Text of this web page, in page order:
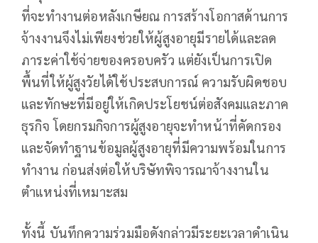
ที่จะทำงานต่อหลังเกษียณ การสร้างโอกาสด้านการ
จ้างงานจึงไม่เพียงช่วยให้ผู้สูงอายุมีรายได้และลด
ภาระค่าใช้จ่ายของครอบครัว แต่ยังเป็นการเปิด
พื้นที่ให้ผู้สูงวัยได้ใช้ประสบการณ์ ความรับผิดชอบ
และทักษะที่มีอยู่ให้เกิดประโยชน์ต่อสังคมและภาค
ธุรกิจ โดยกรมกิจการผู้สูงอายุจะทำหน้าที่คัดกรอง
และจัดทำฐานข้อมูลผู้สูงอายุที่มีความพร้อมในการ
ทำงาน ก่อนส่งต่อให้บริษัทพิจารณาจ้างงานใน
ตำแหน่งที่เหมาะสม
ทั้งนี้ บันทึกความร่วมมือดังกล่าวมีระยะเวลาดำเนิน